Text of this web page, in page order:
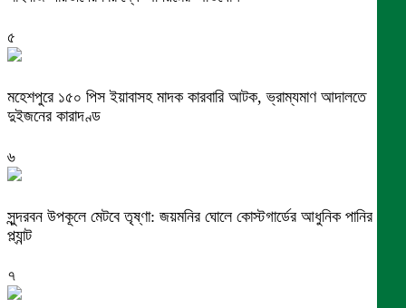
৫
মহেশপুরে ১৫০ পিস ইয়াবাসহ মাদক কারবারি আটক, ভ্রাম্যমাণ আদালতে
দুইজনের কারাদণ্ড
৬
সুন্দরবন উপকূলে মেটবে তৃষ্ণা: জয়মনির ঘোলে কোস্টগার্ডের আধুনিক পানির
প্ল্যান্ট
৭